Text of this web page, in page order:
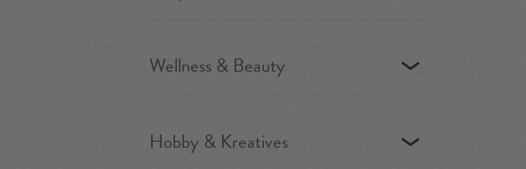
Wellness & Beauty
Hobby & Kreatives